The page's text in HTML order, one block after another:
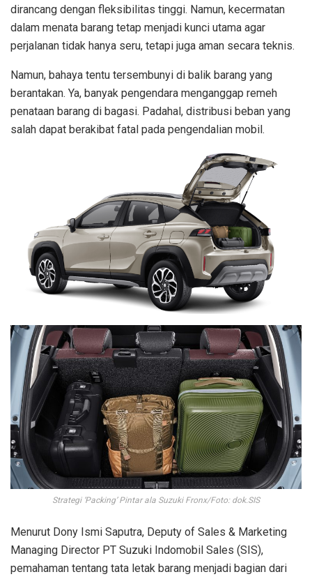
dirancang dengan fleksibilitas tinggi. Namun, kecermatan
dalam menata barang tetap menjadi kunci utama agar
perjalanan tidak hanya seru, tetapi juga aman secara teknis.
Namun, bahaya tentu tersembunyi di balik barang yang
berantakan. Ya, banyak pengendara menganggap remeh
penataan barang di bagasi. Padahal, distribusi beban yang
salah dapat berakibat fatal pada pengendalian mobil.
Strategi ‘Packing’ Pintar ala Suzuki Fronx/Foto: dok.SIS
Menurut Dony Ismi Saputra, Deputy of Sales & Marketing
Managing Director PT Suzuki Indomobil Sales (SIS),
pemahaman tentang tata letak barang menjadi bagian dari